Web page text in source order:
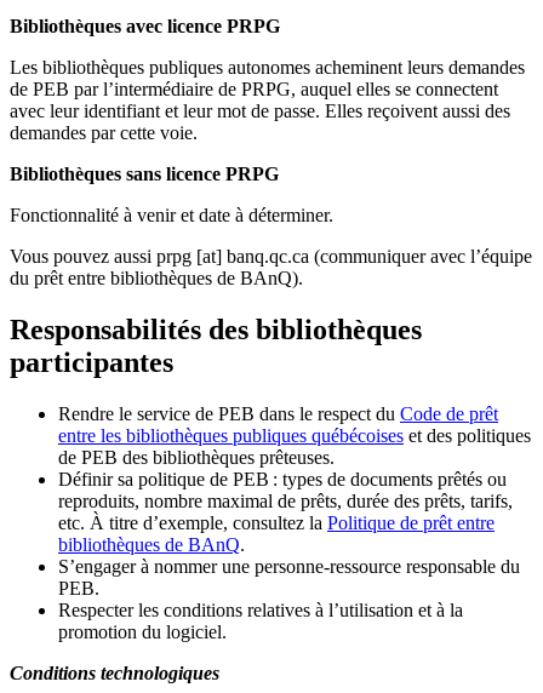
Bibliothèques avec licence PRPG
Les bibliothèques publiques autonomes acheminent leurs demandes
de PEB par l’intermédiaire de PRPG, auquel elles se connectent
avec leur identifiant et leur mot de passe. Elles reçoivent aussi des
demandes par cette voie.
Bibliothèques sans licence PRPG
Fonctionnalité à venir et date à déterminer.
Vous pouvez aussi prpg [at] banq.qc.ca (communiquer avec l’équipe
du prêt entre bibliothèques de BAnQ).
Responsabilités des bibliothèques
participantes
Rendre le service de PEB dans le respect du Code de prêt
entre les bibliothèques publiques québécoises et des politiques
de PEB des bibliothèques prêteuses.
Définir sa politique de PEB : types de documents prêtés ou
reproduits, nombre maximal de prêts, durée des prêts, tarifs,
etc. À titre d’exemple, consultez la Politique de prêt entre
bibliothèques de BAnQ.
S’engager à nommer une personne-ressource responsable du
PEB.
Respecter les conditions relatives à l’utilisation et à la
promotion du logiciel.
Conditions technologiques